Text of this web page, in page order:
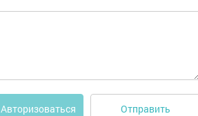
Авторизоваться Отправить